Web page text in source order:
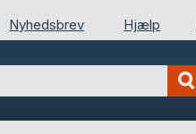
Nyhedsbrev Hjælp